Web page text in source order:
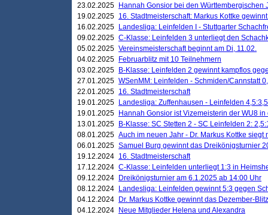
23.02.2025
Hannah Gonsior bei den Württembergischen
19.02.2025 16. Stadtmeisterschaft: Markus Kottke
16.02.2025
Landesliga: Leinfelden I - Stuttgarter
09.02.2025 C-Klasse: Leinfelden 3 unterliegt den
05.02.2025 Vereinsmeisterschaft beginnt am Di, 11.02.
04.02.2025
Februarblitz mit 10 Teilnehmern
03.02.2025
B-Klasse: Leinfelden 2 gewinnt kampflos
27.01.2025 WSenMM: Leinfelden - Schmiden/Cannstatt
22.01.2025 16. Stadtmeisterschaft
19.01.2025
Landesliga: Zuffenhausen - Leinfelden 4,5:3,5
19.01.2025
Hannah Gonsior ist Vizemeisterin der WU8 in
13.01.2025
B-Klasse: SC Stetten 2 - SC Leinfelden 2:
08.01.2025 Auch im neuen Jahr - Dr. Markus Kottke
06.01.2025 Samuel Burg gewinnt das Dreikönigsturnier
19.12.2024 16. Stadtmeisterschaft
17.12.2024 C-Klasse: Leinfelden unterliegt 1:3 in
09.12.2024
Dreikönigsturnier am 6.1.2025 ab 14:00 Uhr
08.12.2024
Landesliga: Leinfelden gewinnt 5:3 gegen
04.12.2024
Dr. Markus Kottke gewinnt das Dezember-
04.12.2024
Neue Mitglieder Helena und Alexandra